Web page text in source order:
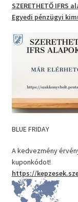
SZERETHETŐ IFRS
Egyedi pénzügyi
BLUE FRIDAY
A kedvezmény
kuponkódot!
https://
Videólejátszó